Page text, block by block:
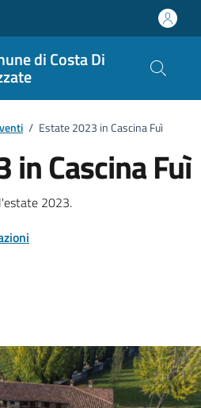
di Costa Di
/ Estate 2023 in Cascina Fuì
in Cascina Fuì
2023.